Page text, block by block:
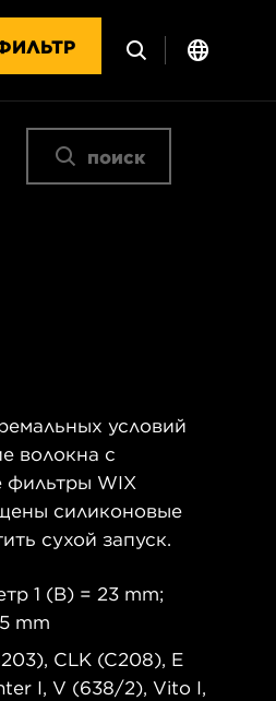
поиск
условий
волокна с
фильтры WIX
силиконовые
сухой запуск.
1 (B) = 23 mm;
mm
CLK (C208), E
I, V (638/2), Vito I,